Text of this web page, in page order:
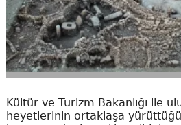
Kültür ve Turizm Bakanlığı ile
heyetlerinin ortaklaşa